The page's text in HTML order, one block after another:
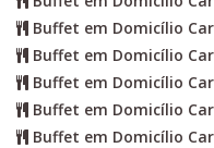
Buffet em Domicílio
Buffet em Domicílio
Buffet em Domicílio
Buffet em Domicílio
Buffet em Domicílio